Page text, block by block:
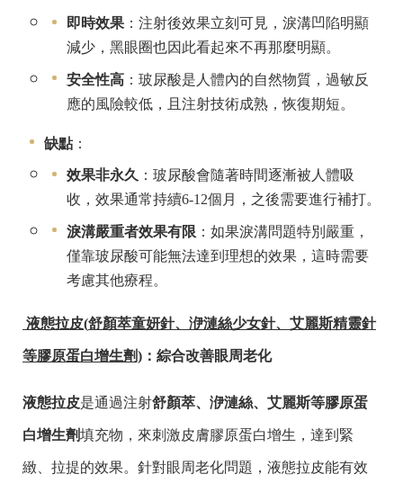
即時效果：注射後效果立刻可見，淚溝凹陷明顯
減少，黑眼圈也因此看起來不再那麼明顯。
安全性高：玻尿酸是人體內的自然物質，過敏反
應的風險較低，且注射技術成熟，恢復期短。
缺點 ：
效果非永久 ：玻尿酸會隨著時間逐漸被人體吸
收，效果通常持續6-12個月，之後需要進行補打。
淚溝嚴重者效果有限 ：如果淚溝問題特別嚴重，
僅靠玻尿酸可能無法達到理想的效果，這時需要
考慮其他療程。
液態拉皮(舒顏萃童妍針、洢漣絲少女針、艾麗斯精靈針
等膠原蛋白增生劑) ：綜合改善眼周老化
液態拉皮是通過注射舒顏萃、洢漣絲、艾麗斯等膠原蛋
白增生劑填充物，來刺激皮膚膠原蛋白增生，達到緊
緻、拉提的效果。針對眼周老化問題，液態拉皮能有效